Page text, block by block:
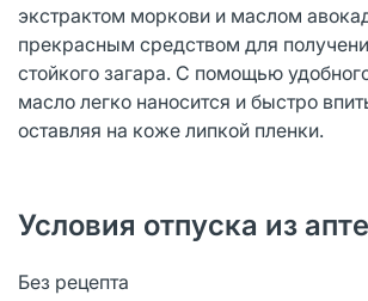
экстрактом моркови и маслом
прекрасным средством для
стойкого загара. С помощью
масло легко наносится и быстро
оставляя на коже липкой пленки.
Условия отпуска из
Без рецепта